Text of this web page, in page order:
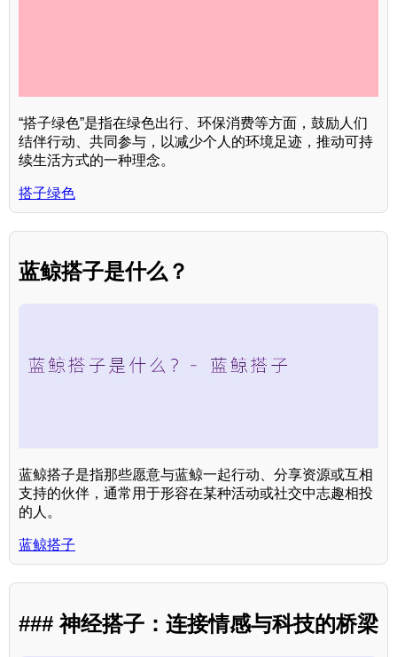
“搭子绿色”是指在绿色出行、环保消费等方面，鼓励人们
结伴行动、共同参与，以减少个人的环境足迹，推动可持
续生活方式的一种理念。
搭子绿色
蓝鲸搭子是什么？
蓝鲸搭子是指那些愿意与蓝鲸一起行动、分享资源或互相
支持的伙伴，通常用于形容在某种活动或社交中志趣相投
的人。
蓝鲸搭子
### 神经搭子：连接情感与科技的桥梁